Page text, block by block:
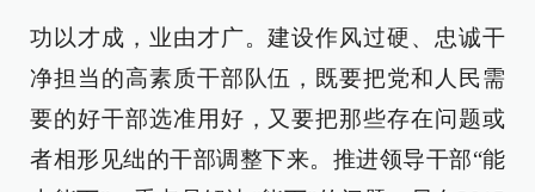
功以才成，业由才广。建设作风过硬、忠诚干
净担当的高素质干部队伍，既要把党和人民需
要的好干部选准用好，又要把那些存在问题或
者相形见绌的干部调整下来。推进领导干部“能